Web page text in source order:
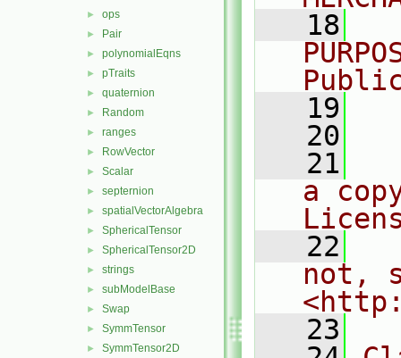
► ops
► Pair
► polynomialEqns
► pTraits
► quaternion
► Random
► ranges
► RowVector
► Scalar
► septernion
► spatialVectorAlgebra
► SphericalTensor
► SphericalTensor2D
► strings
► subModelBase
► Swap
► SymmTensor
► SymmTensor2D
   18
   19
   20
   21
a
   22
not,
   23